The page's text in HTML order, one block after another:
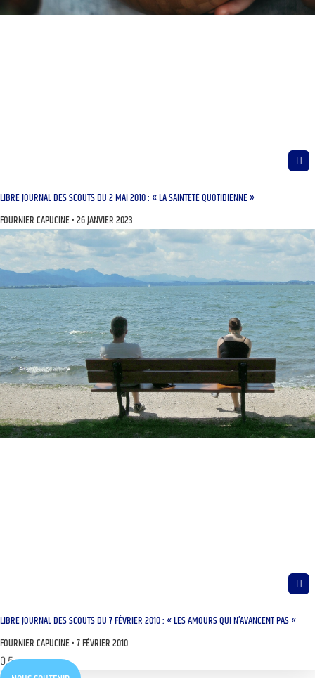
LIBRE JOURNAL DES SCOUTS DU 2 MAI 2010 : « LA SAINTETÉ QUOTIDIENNE »
FOURNIER CAPUCINE 26 JANVIER 2023
LIBRE JOURNAL DES SCOUTS DU 7 FÉVRIER 2010 : « LES AMOURS QUI N’AVANCENT PAS «
FOURNIER CAPUCINE 7 FÉVRIER 2010